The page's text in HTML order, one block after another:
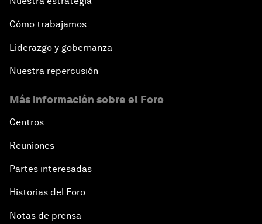
Cómo trabajamos
Liderazgo y gobernanza
Nuestra repercusión
Más información sobre el Foro
Centros
Reuniones
Partes interesadas
Historias del Foro
Notas de prensa